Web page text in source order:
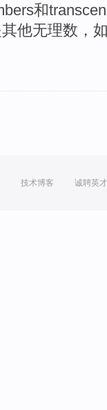
和
他无理数，
技术博客 诚聘英才